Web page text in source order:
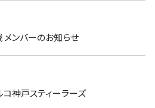
ンバーのお知らせ
コ神戸スティーラーズ